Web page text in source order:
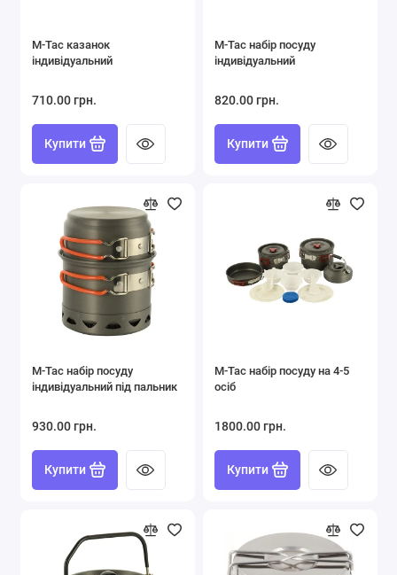
Термоси
Туристичний Посуд
Показати все
M-Tac казанок
індивідуальний
710.00 грн.
Купити
M-Tac набір посуду
індивідуальний
820.00 грн.
Купити
M-Tac набір посуду
індивідуальний під пальник
930.00 грн.
Купити
M-Tac набір посуду на 4-5
осіб
1800.00 грн.
Купити